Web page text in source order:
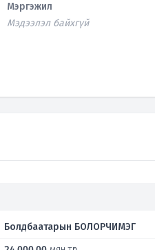
Мэргэжил
Мэдээлэл байхгүй
Болдбаатарын БОЛОРЧИМЭГ